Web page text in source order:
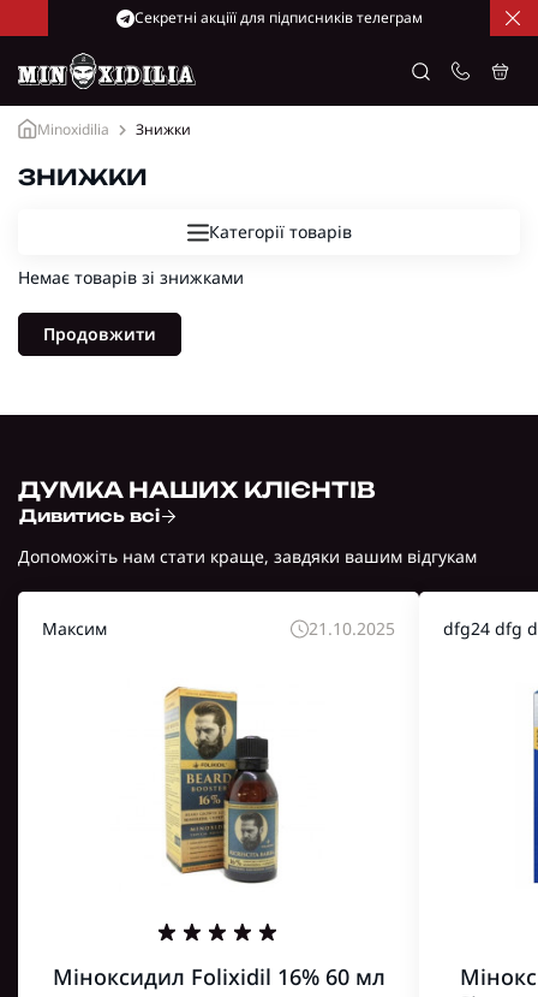
Cекретні акціїї для підписників телеграм
Minoxidilia Знижки
ЗНИЖКИ
Категорії товарів
Немає товарів зі знижками
Продовжити
ДУМКА НАШИХ КЛІЄНТІВ
Дивитись всі
Допоможіть нам стати краще, завдяки вашим відгукам
Максим 21.10.2025
Міноксидил Folixidil 16% 60 мл
dfg24 dfg